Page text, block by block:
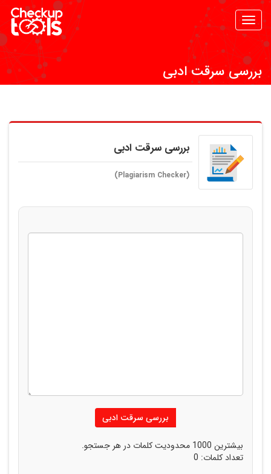
Toggle
navigation
بررسی سرقت ادبی
بررسی سرقت ادبی
(Plagiarism Checker)
بررسی سرقت ادبی
بیشترین 1000 محدودیت کلمات در هر جستجو.
تعداد کلمات: 0